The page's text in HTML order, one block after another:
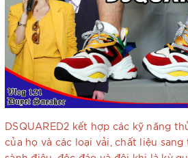
DSQUARED2 kết hợp các kỹ năng
của họ và các loại vải, chất liệu